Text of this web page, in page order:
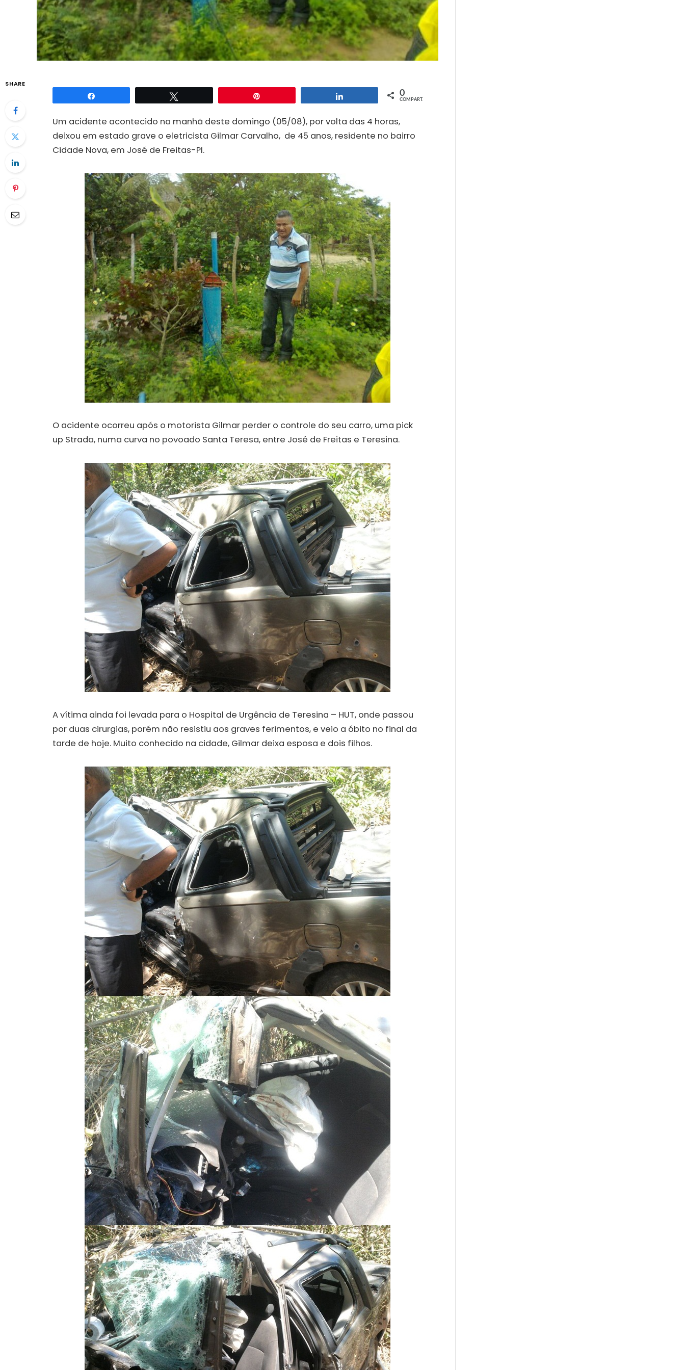
SHARE
Compartilhar 0
COMPART.
Um acidente acontecido na manhã deste domingo (05/08), por volta das 4 horas,
deixou em estado grave o eletricista Gilmar Carvalho, de 45 anos, residente no bairro
Cidade Nova, em José de Freitas-PI.
O acidente ocorreu após o motorista Gilmar perder o controle do seu carro, uma pick
up Strada, numa curva no povoado Santa Teresa, entre José de Freitas e Teresina.
A vítima ainda foi levada para o Hospital de Urgência de Teresina – HUT, onde passou
por duas cirurgias, porém não resistiu aos graves ferimentos, e veio a óbito no final da
tarde de hoje. Muito conhecido na cidade, Gilmar deixa esposa e dois filhos.